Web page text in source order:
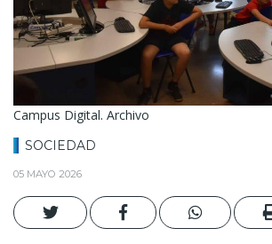
Campus Digital. Archivo
SOCIEDAD
05 MAYO 2026